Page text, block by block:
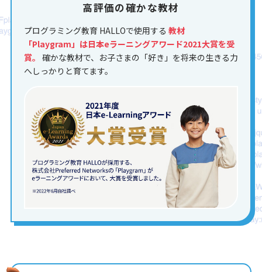
高評価の確かな教材
プログラミング教育 HALLOで使用する 教材
「Playgram」は日本eラーニングアワード2021大賞を受
賞。 確かな教材で、お子さまの「好き」を将来の生きる力
へしっかりと育てます。